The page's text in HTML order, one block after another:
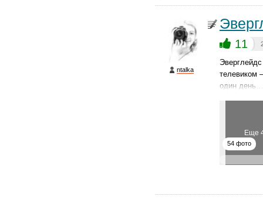
ntalka
11
телевиком
один день…
Еще
54 фото